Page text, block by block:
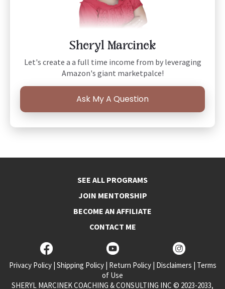
Sheryl Marcinek
Let's create a a full time income from by leveraging
Amazon's giant marketpalce!
Ask My A Question
SEE ALL PROGRAMS
JOIN MENTORSHIP
BECOME AN AFFILIATE
CONTACT ME
Privacy Policy| Shipping Policy| Return Policy| Disclaimers | Terms
of Use
SHERYL MARCINEK COACHING & CONSULTING INC © 2023-2033,